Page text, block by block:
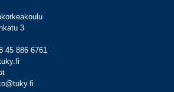
3
45 886 6761